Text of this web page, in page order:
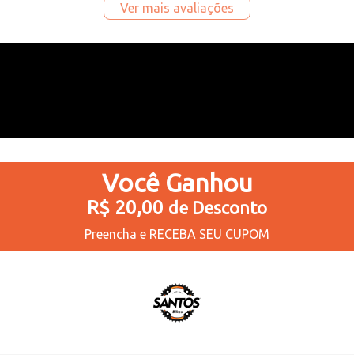
Ver mais avaliações
Você Ganhou
R$ 20,00 de Desconto
Preencha e RECEBA SEU CUPOM